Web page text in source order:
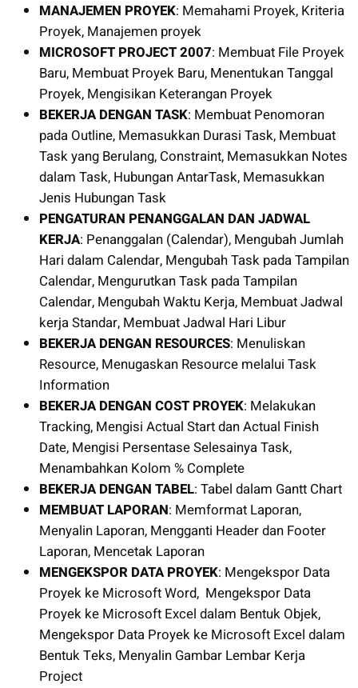
MANAJEMEN PROYEK: Memahami Proyek, Kriteria
Proyek, Manajemen proyek
MICROSOFT PROJECT 2007: Membuat File Proyek
Baru, Membuat Proyek Baru, Menentukan Tanggal
Proyek, Mengisikan Keterangan Proyek
BEKERJA DENGAN TASK: Membuat Penomoran
pada Outline, Memasukkan Durasi Task, Membuat
Task yang Berulang, Constraint, Memasukkan Notes
dalam Task, Hubungan AntarTask, Memasukkan
Jenis Hubungan Task
PENGATURAN PENANGGALAN DAN JADWAL
KERJA: Penanggalan (Calendar), Mengubah Jumlah
Hari dalam Calendar, Mengubah Task pada Tampilan
Calendar, Mengurutkan Task pada Tampilan
Calendar, Mengubah Waktu Kerja, Membuat Jadwal
kerja Standar, Membuat Jadwal Hari Libur
BEKERJA DENGAN RESOURCES: Menuliskan
Resource, Menugaskan Resource melalui Task
Information
BEKERJA DENGAN COST PROYEK: Melakukan
Tracking, Mengisi Actual Start dan Actual Finish
Date, Mengisi Persentase Selesainya Task,
Menambahkan Kolom % Complete
BEKERJA DENGAN TABEL: Tabel dalam Gantt Chart
MEMBUAT LAPORAN: Memformat Laporan,
Menyalin Laporan, Mengganti Header dan Footer
Laporan, Mencetak Laporan
MENGEKSPOR DATA PROYEK: Mengekspor Data
Proyek ke Microsoft Word, Mengekspor Data
Proyek ke Microsoft Excel dalam Bentuk Objek,
Mengekspor Data Proyek ke Microsoft Excel dalam
Bentuk Teks, Menyalin Gambar Lembar Kerja
Project